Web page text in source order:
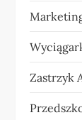
Zastrzyk